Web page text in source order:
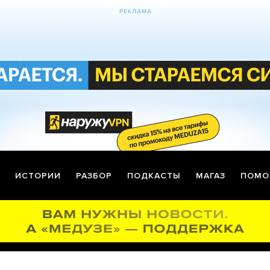
ИСТОРИИ РАЗБОР ПОДКАСТЫ МАГАЗ